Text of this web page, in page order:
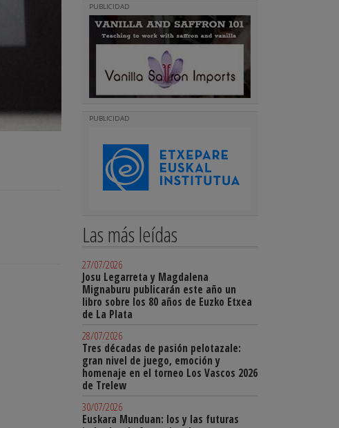
PUBLICIDAD
PUBLICIDAD
Las más leídas
27/07/2026
Josu Legarreta y Magdalena
Mignaburu publicarán este año un
libro sobre los 80 años de Euzko Etxea
de La Plata
28/07/2026
Tres décadas de pasión pelotazale:
gran nivel de juego, emoción y
homenaje en el torneo Los Vascos 2026
de Trelew
30/07/2026
Euskara Munduan: los y las futuras